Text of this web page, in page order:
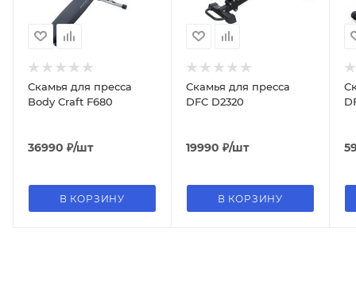
Скамья для пресса
Body Craft F680
36990 ₽/шт
В КОРЗИНУ
Скамья для пресса
DFC D2320
19990 ₽/шт
В КОРЗИНУ